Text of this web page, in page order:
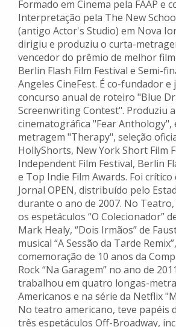
Formado em Cinema pela FAAP e
Interpretação pela The New
(antigo Actor's Studio) em Nova
dirigiu e produziu o curta-
vencedor do prêmio de melhor
Berlin Flash Film Festival e Semi-
Angeles CineFest. É co-fundador e
concurso anual de roteiro "Blue
Screenwriting Contest". Produziu
cinematográfica "Fear Anthology",
metragem "Therapy", seleção
HollyShorts, New York Short Film
Independent Film Festival, Berlin
e Top Indie Film Awards. Foi
Jornal OPEN, distribuído pelo
durante o ano de 2007. No
os espetáculos “O Colecionador”
Mark Healy, “Dois Irmãos” de
musical “A Sessão da Tarde
comemoração de 10 anos da
Rock “Na Garagem” no ano de
trabalhou em quatro longas-
Americanos e na série da Netflix
No teatro americano, teve papéis
três espetáculos Off-Broadway,